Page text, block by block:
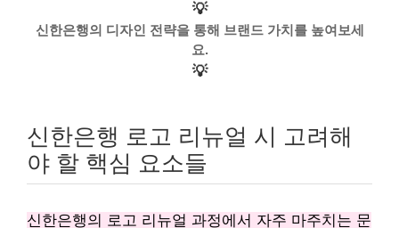
💡
신한은행의 디자인 전략을 통해 브랜드 가치를 높여보세
요.
💡
신한은행 로고 리뉴얼 시 고려해
야 할 핵심 요소들
신한은행의 로고 리뉴얼 과정에서 자주 마주치는 문